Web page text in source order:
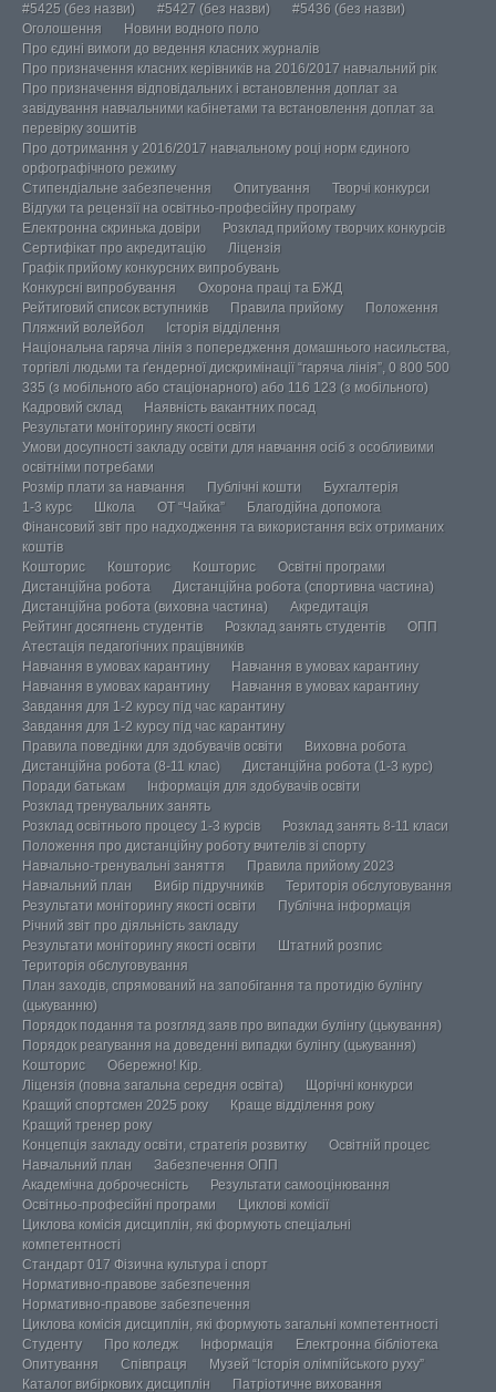
#5425 (без назви)
#5427 (без назви)
#5436 (без назви)
Оголошення
Новини водного поло
Про єдині вимоги до ведення класних журналів
Про призначення класних керівників на 2016/2017 навчальний рік
Про призначення відповідальних і встановлення доплат за
завідування навчальними кабінетами та встановлення доплат за
перевірку зошитів
Про дотримання у 2016/2017 навчальному році норм єдиного
орфографічного режиму
Стипендіальне забезпечення
Опитування
Творчі конкурси
Відгуки та рецензії на освітньо-професійну програму
Електронна скринька довіри
Розклад прийому творчих конкурсів
Сертифікат про акредитацію
Ліцензія
Графік прийому конкурсних випробувань
Конкурсні випробування
Охорона праці та БЖД
Рейтиговий список вступників
Правила прийому
Положення
Пляжний волейбол
Історія відділення
Національна гаряча лінія з попередження домашнього насильства,
торгівлі людьми та ґендерної дискримінації “гаряча лінія”, 0 800 500
335 (з мобільного або стаціонарного) або 116 123 (з мобільного)
Кадровий склад
Наявність вакантних посад
Результати моніторингу якості освіти
Умови досупності закладу освіти для навчання осіб з особливими
освітніми потребами
Розмір плати за навчання
Публічні кошти
Бухгалтерія
1-3 курс
Школа ОТ “Чайка”
Благодійна допомога
Фінансовий звіт про надходження та використання всіх отриманих
коштів
Кошторис
Кошторис Кошторис
Освітні програми
Дистанційна робота
Дистанційна робота (спортивна частина)
Дистанційна робота (виховна частина)
Акредитація
Рейтинг досягнень студентів
Розклад занять студентів
ОПП
Атестація педагогічних працівників
Навчання в умовах карантину
Навчання в умовах карантину
Навчання в умовах карантину
Навчання в умовах карантину
Завдання для 1-2 курсу під час карантину
Завдання для 1-2 курсу під час карантину
Правила поведінки для здобувачів освіти
Виховна робота
Дистанційна робота (8-11 клас)
Дистанційна робота (1-3 курс)
Поради батькам
Інформація для здобувачів освіти
Розклад тренувальних занять
Розклад освітнього процесу 1-3 курсів
Розклад занять 8-11 класи
Положення про дистанційну роботу вчителів зі спорту
Навчально-тренувальні заняття
Правила прийому 2023
Навчальний план
Вибір підручників
Територія обслуговування
Результати моніторингу якості освіти
Публічна інформація
Річний звіт про діяльність закладу
Результати моніторингу якості освіти
Штатний розпис
Територія обслуговування
План заходів, спрямований на запобігання та протидію булінгу
(цькуванню)
Порядок подання та розгляд заяв про випадки булінгу (цькування)
Порядок реагування на доведенні випадки булінгу (цькування)
Кошторис
Обережно! Кір.
Ліцензія (повна загальна середня освіта)
Щорічні конкурси
Кращий спортсмен 2025 року
Краще відділення року
Кращий тренер року
Концепція закладу освіти, стратегія розвитку
Освітній процес
Навчальний план
Забезпечення ОПП
Академічна доброчесність
Результати самооцінювання
Освітньо-професійні програми
Циклові комісії
Циклова комісія дисциплін, які формують спеціальні
компетентності
Стандарт 017 Фізична культура і спорт
Нормативно-правове забезпечення
Нормативно-правове забезпечення
Циклова комісія дисциплін, які формують загальні компетентності
Студенту
Про коледж Інформація
Електронна бібліотека
Опитування
Співпраця
Музей “Історія олімпійського руху”
Каталог вибіркових дисциплін
Патріотичне виховання